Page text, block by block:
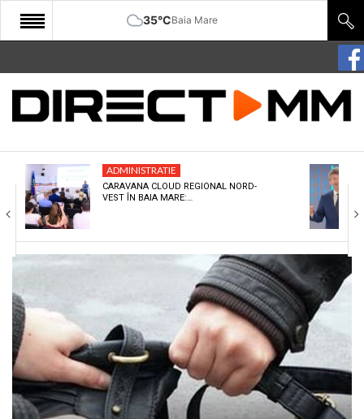
35°CBaia Mare
START
COMUNITATE
CULTURA
ECONOMIE
SANATATE
SPECIAL
POLITIC
LIFE
ADMINISTRATIE
CARAVANA CLOUD REGIONAL NORD-
VEST ÎN BAIA MARE:…